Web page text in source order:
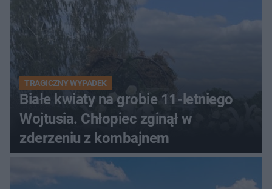
TRAGICZNY WYPADEK
Białe kwiaty na grobie 11-letniego
Wojtusia. Chłopiec zginął w
zderzeniu z kombajnem